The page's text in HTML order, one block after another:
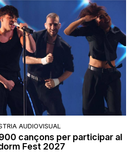
AUDIOVISUAL
cançons per participar al
Fest 2027